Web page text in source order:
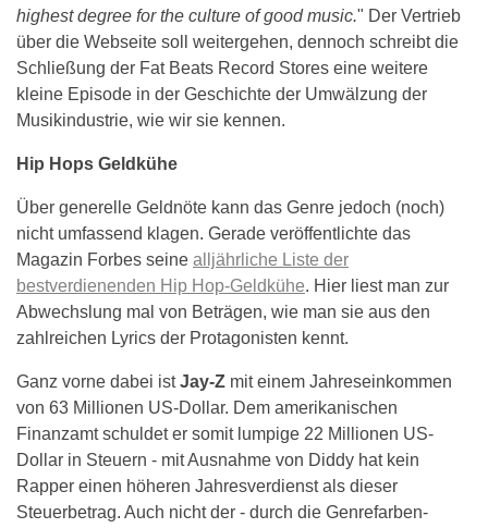
highest degree for the culture of good music." Der Vertrieb
über die Webseite soll weitergehen, dennoch schreibt die
Schließung der Fat Beats Record Stores eine weitere
kleine Episode in der Geschichte der Umwälzung der
Musikindustrie, wie wir sie kennen.
Hip Hops Geldkühe
Über generelle Geldnöte kann das Genre jedoch (noch)
nicht umfassend klagen. Gerade veröffentlichte das
Magazin Forbes seine alljährliche Liste der
bestverdienenden Hip Hop-Geldkühe. Hier liest man zur
Abwechslung mal von Beträgen, wie man sie aus den
zahlreichen Lyrics der Protagonisten kennt.
Ganz vorne dabei istJay-Z mit einem Jahreseinkommen
von 63 Millionen US-Dollar. Dem amerikanischen
Finanzamt schuldet er somit lumpige 22 Millionen US-
Dollar in Steuern - mit Ausnahme von Diddy hat kein
Rapper einen höheren Jahresverdienst als dieser
Steuerbetrag. Auch nicht der - durch die Genrefarben-